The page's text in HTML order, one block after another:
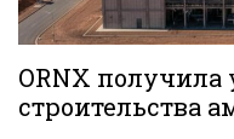
ORNX получила
строительства